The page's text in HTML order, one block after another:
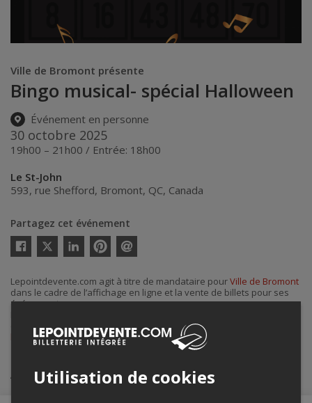
Ville de Bromont présente
Bingo musical- spécial Halloween
Événement en personne
30 octobre 2025
19h00 – 21h00 / Entrée: 18h00
Le St-John
593, rue Shefford, Bromont, QC, Canada
Partagez cet événement
Twitter
courriel
Lepointdevente.com agit à titre de mandataire pourVille de Bromont
dans le cadre de l’affichage en ligne et la vente de billets pour ses
événements.
contacter l’organisateur de l’événement, Ville de Bromont
lestjohn@bromont.com.
Achat de billets
Utilisation de cookies